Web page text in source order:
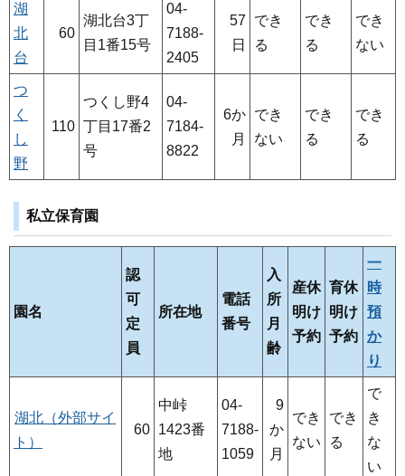
湖
北
台
60
湖北台3丁
目1番15号
04-
7188-
2405
57
日
でき
る
でき
る
でき
ない
つ
く
し
野
110
つくし野4
丁目17番2
号
04-
7184-
8822
6か
月
でき
ない
でき
る
でき
る
私立保育園
園名
認
可
定
員
所在地
電話
番号
入
所
月
齢
産休
明け
予約
育休
明け
予約
一
時
預
か
り
湖北（外部サイ
ト）
60
中峠
1423番
地
04-
7188-
1059
9
か
月
でき
ない
でき
る
で
き
な
い